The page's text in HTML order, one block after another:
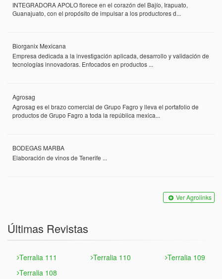
INTEGRADORA APOLO florece en el corazón del Bajío, Irapuato,
Guanajuato, con el propósito de impulsar a los productores d...
Biorganix Mexicana
Empresa dedicada a la investigación aplicada, desarrollo y validación de
tecnologías innovadoras. Enfocados en productos ...
Agrosag
Agrosag es el brazo comercial de Grupo Fagro y lleva el portafolio de
productos de Grupo Fagro a toda la república mexica...
BODEGAS MARBA
Elaboración de vinos de Tenerife ...
Ver Agrolinks
Últimas Revistas
Terralia 111 Terralia 110
Terralia 109
Terralia 108